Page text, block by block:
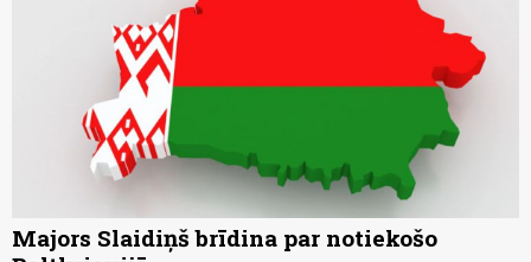
Majors Slaidiņš brīdina par notiekošo